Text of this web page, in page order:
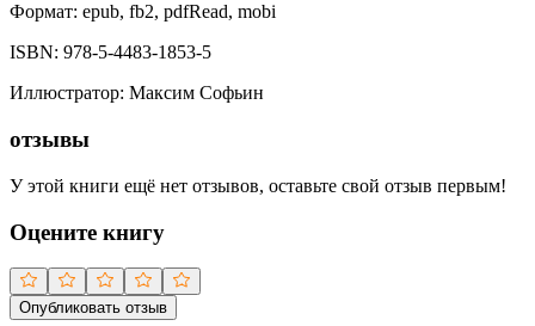
Формат: epub, fb2, pdfRead, mobi
ISBN: 978-5-4483-1853-5
Иллюстратор: Максим Софьин
отзывы
У этой книги ещё нет отзывов, оставьте свой отзыв первым!
Оцените книгу
Опубликовать отзыв